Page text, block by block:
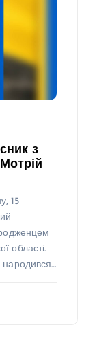
з
15
області.
народився…